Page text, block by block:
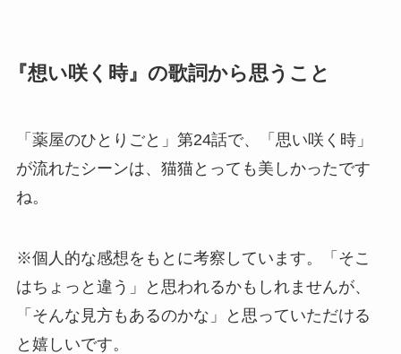
『想い咲く時』の歌詞から思うこと
「薬屋のひとりごと」第24話で、「思い咲く時」
が流れたシーンは、猫猫とっても美しかったです
ね。
※個人的な感想をもとに考察しています。「そこ
はちょっと違う」と思われるかもしれませんが、
「そんな見方もあるのかな」と思っていただける
と嬉しいです。